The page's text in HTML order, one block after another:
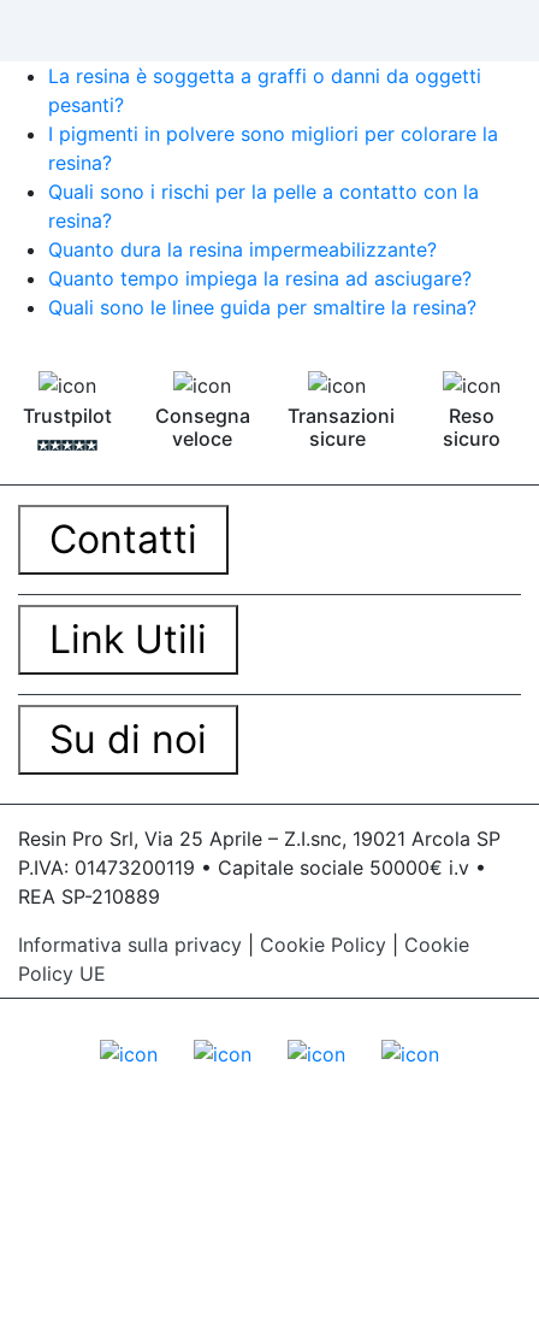
La resina è soggetta a graffi o danni da oggetti
pesanti?
I pigmenti in polvere sono migliori per colorare la
resina?
Quali sono i rischi per la pelle a contatto con la
resina?
Quanto dura la resina impermeabilizzante?
Quanto tempo impiega la resina ad asciugare?
Quali sono le linee guida per smaltire la resina?
Trustpilot
Consegna
veloce
Transazioni
sicure
Reso
sicuro
Contatti
Link Utili
Su di noi
Resin Pro Srl, Via 25 Aprile – Z.I.snc, 19021 Arcola SP
P.IVA: 01473200119 • Capitale sociale 50000€ i.v •
REA SP-210889
Informativa sulla privacy
Cookie Policy
Cookie
Policy UE